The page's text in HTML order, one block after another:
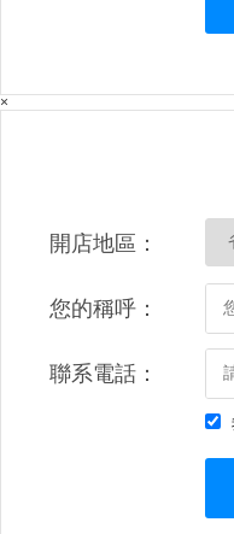
×
開店地區：
您的稱呼：
聯系電話：